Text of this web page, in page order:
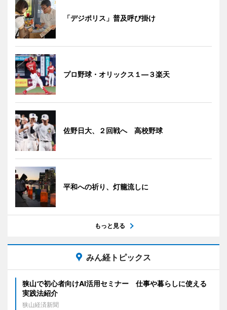
「デジポリス」普及呼び掛け
プロ野球・オリックス１―３楽天
佐野日大、２回戦へ 高校野球
平和への祈り、灯籠流しに
もっと見る
みん経トピックス
狭山で初心者向けAI活用セミナー 仕事や暮らしに使える
実践法紹介
狭山経済新聞